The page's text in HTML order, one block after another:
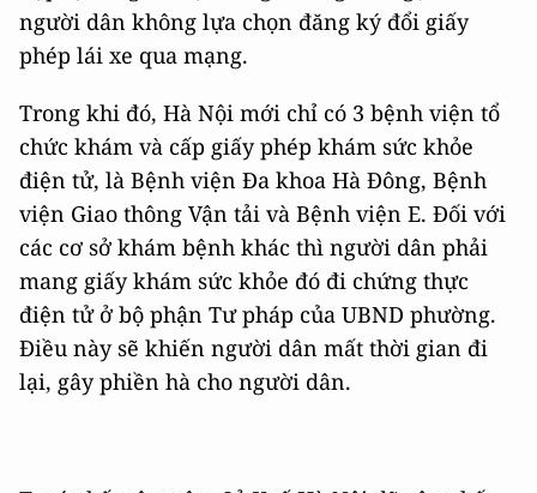
người dân không lựa chọn đăng ký đổi giấy
phép lái xe qua mạng.
Trong khi đó, Hà Nội mới chỉ có 3 bệnh viện tổ
chức khám và cấp giấy phép khám sức khỏe
điện tử, là Bệnh viện Đa khoa Hà Đông, Bệnh
viện Giao thông Vận tải và Bệnh viện E. Đối với
các cơ sở khám bệnh khác thì người dân phải
mang giấy khám sức khỏe đó đi chứng thực
điện tử ở bộ phận Tư pháp của UBND phường.
Điều này sẽ khiến người dân mất thời gian đi
lại, gây phiền hà cho người dân.